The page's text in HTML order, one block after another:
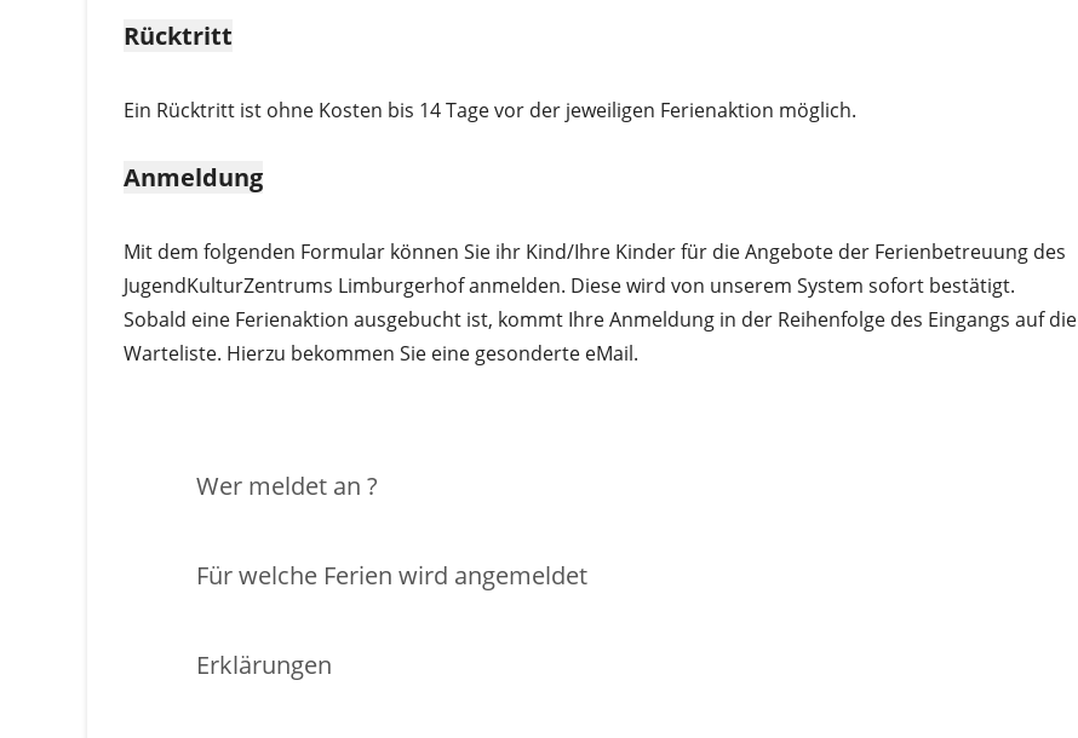
Rücktritt
Ein Rücktritt ist ohne Kosten bis 14 Tage vor der jeweiligen Ferienaktion möglich.
Anmeldung
Mit dem folgenden Formular können Sie ihr Kind/Ihre Kinder für die Angebote der Ferienbetreuung des
JugendKulturZentrums Limburgerhof anmelden. Diese wird von unserem System sofort bestätigt.
Sobald eine Ferienaktion ausgebucht ist, kommt Ihre Anmeldung in der Reihenfolge des Eingangs auf die
Warteliste. Hierzu bekommen Sie eine gesonderte eMail.
Geben Sie bitte Ihre Daten (als Eltern oder Erziehungsberechtigte) ein:
Wählen Sie die Ferienzeiträume, für die die Anmeldung gelten soll, aus:
Hier bestätigen Sie Anmeldung zur Ferienbetreuung 2020
Wer meldet an ?
Für welche Ferien wird angemeldet
Erklärungen